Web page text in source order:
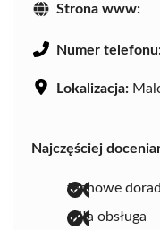
Strona www:
Numer
Lokalizacja:
Najczęściej
fachowe
miła obsługa